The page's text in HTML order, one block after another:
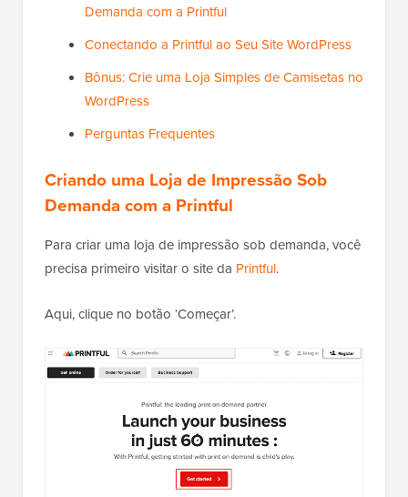
Demanda com a Printful
Conectando a Printful ao Seu Site WordPress
Bônus: Crie uma Loja Simples de Camisetas no
WordPress
Perguntas Frequentes
Criando uma Loja de Impressão Sob
Demanda com a Printful
Para criar uma loja de impressão sob demanda, você
precisa primeiro visitar o site da Printful.
Aqui, clique no botão ‘Começar’.